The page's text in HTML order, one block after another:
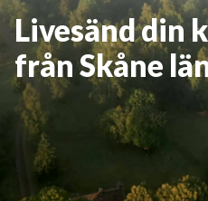
Livesänd din
från Skåne